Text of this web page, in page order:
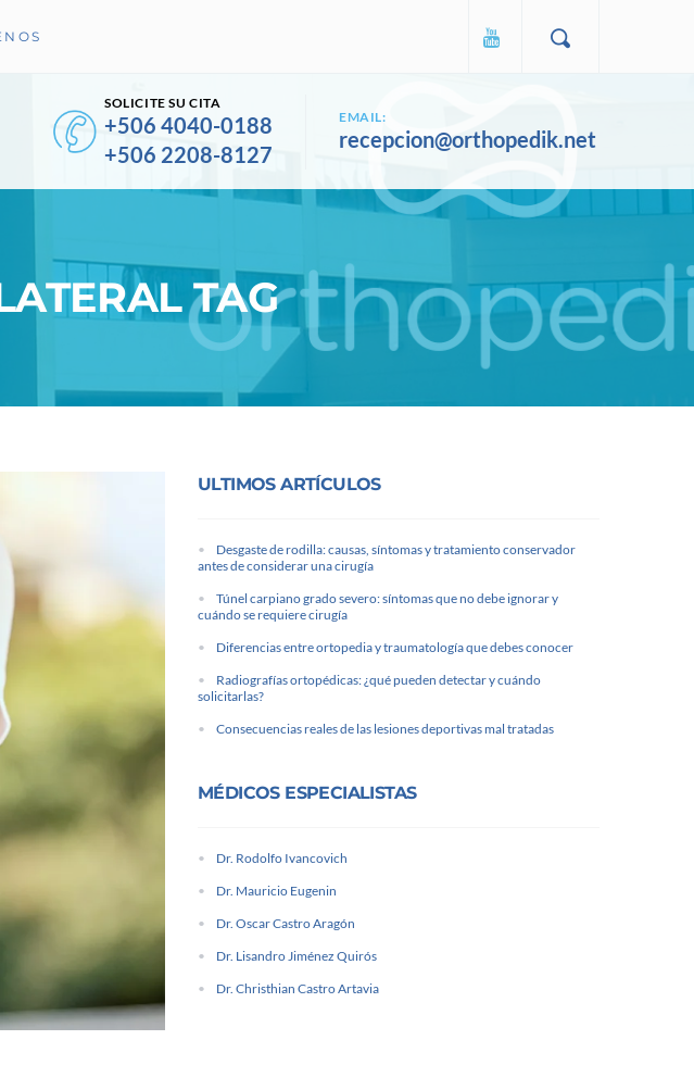
SOLICITE SU CITA
+506 4040-0188
+506 2208-8127
EMAIL:
recepcion@orthopedik.net
TAG
ULTIMOS ARTÍCULOS
Desgaste de rodilla: causas, síntomas y tratamiento conservador
antes de considerar una cirugía
Túnel carpiano grado severo: síntomas que no debe ignorar y
cuándo se requiere cirugía
Diferencias entre ortopedia y traumatología que debes conocer
Radiografías ortopédicas: ¿qué pueden detectar y cuándo
solicitarlas?
Consecuencias reales de las lesiones deportivas mal tratadas
MÉDICOS ESPECIALISTAS
Dr. Rodolfo Ivancovich
Dr. Mauricio Eugenin
Dr. Oscar Castro Aragón
Dr. Lisandro Jiménez Quirós
Dr. Christhian Castro Artavia